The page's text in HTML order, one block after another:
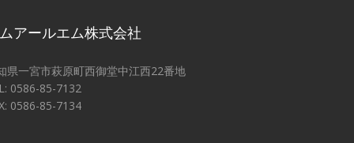
アールエム株式会社
県一宮市萩原町西御堂中江西22番地
0586-85-7132
0586-85-7134